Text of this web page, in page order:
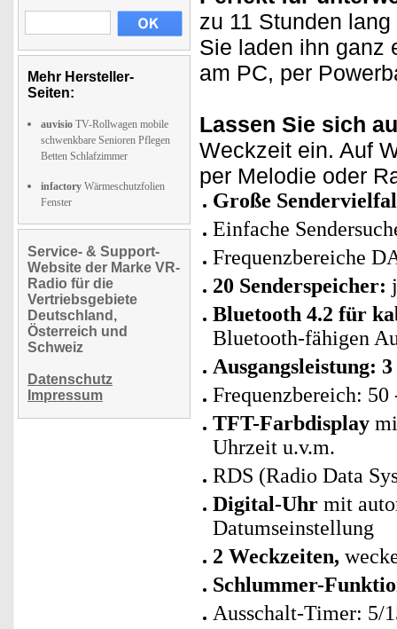
Mehr Hersteller-
Seiten:
auvisio TV-Rollwagen mobile
schwenkbare Senioren Pflegen
Betten Schlafzimmer
infactory Wärmeschutzfolien
Fenster
Service- & Support-
Website der Marke VR-
Radio für die
Vertriebsgebiete
Deutschland,
Österreich und
Schweiz
Datenschutz
Impressum
zu 11 Stunden
Sie laden ihn ganz
am PC, per
Lassen Sie sich
Weckzeit ein. Auf
per Melodie oder
Große
Einfache
Frequenzbereiche
20 Senderspeicher:
Bluetooth 4.2 für
Bluetooth-fähigen
Ausgangsleistung:
Frequenzbereich: 50
TFT-Farbdisplay
Uhrzeit u.v.m.
RDS (Radio Data
Digital-Uhr mit
Datumseinstellung
2 Weckzeiten,
Schlummer-
Ausschalt-Timer: 5/